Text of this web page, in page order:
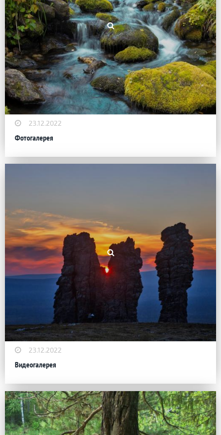
23.12.2022
Фотогалерея
23.12.2022
Видеогалерея